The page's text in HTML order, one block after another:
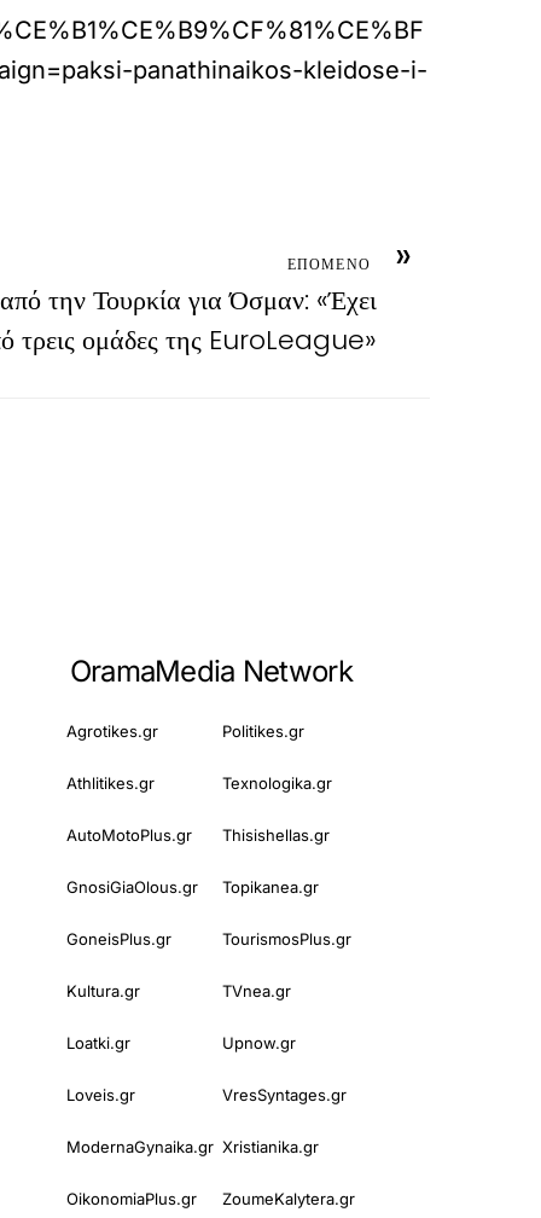
panathinaikos-kleidose-i-
»
ΕΠΟΜΕΝΟ
την Τουρκία για Όσμαν: «Έχει
τρεις ομάδες της EuroLeague»
OramaMedia Network
Agrotikes.gr Politikes.gr
Athlitikes.gr Texnologika.gr
AutoMotoPlus.gr Thisishellas.gr
GnosiGiaOlous.gr Topikanea.gr
GoneisPlus.gr TourismosPlus.gr
Kultura.gr TVnea.gr
Loatki.gr Upnow.gr
Loveis.gr VresSyntages.gr
ModernaGynaika.gr Xristianika.gr
OikonomiaPlus.gr ZoumeKalytera.gr